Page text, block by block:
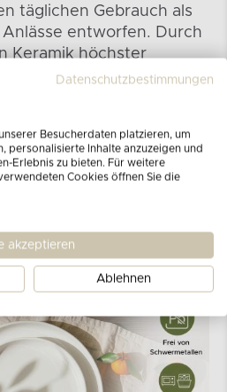
täglichen Gebrauch als
entworfen. Durch
Keramik höchster
zum Detail im
wir mit Stolz ein
ästhetisches Geschirr
umfasst zahlreiche
Einzelprodukte.
Datenschutzbestimmungen
Besucherdaten platzieren, um
personalisierte Inhalte anzuzeigen und
Erlebnis zu bieten. Für weitere
Cookies öffnen Sie die
akzeptieren
Ablehnen